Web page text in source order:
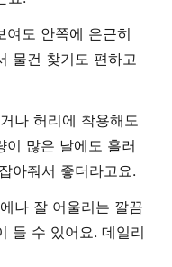
여도 안쪽에 은근히
물건 찾기도 편하고
나 허리에 착용해도
이 많은 날에도 흘러
아줘서 좋더라고요.
나 잘 어울리는 깔끔
들 수 있어요. 데일리